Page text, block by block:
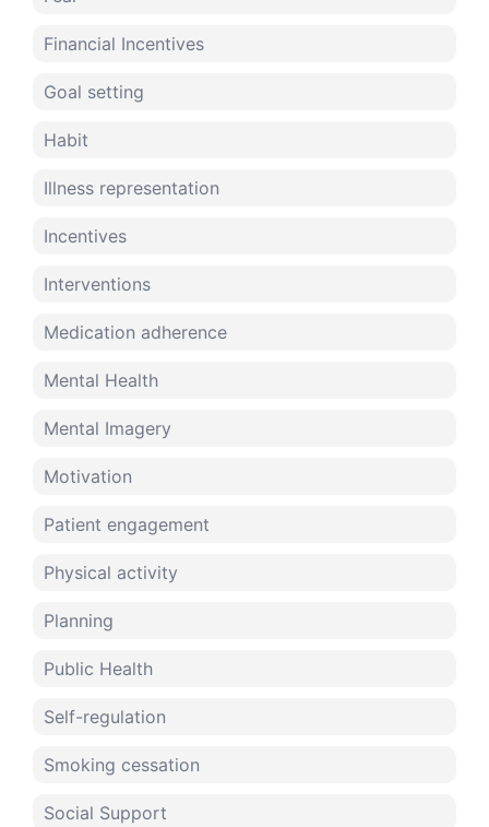
Financial Incentives
Goal setting
Habit
Illness representation
Incentives
Interventions
Medication adherence
Mental Health
Mental Imagery
Motivation
Patient engagement
Physical activity
Planning
Public Health
Self-regulation
Smoking cessation
Social Support